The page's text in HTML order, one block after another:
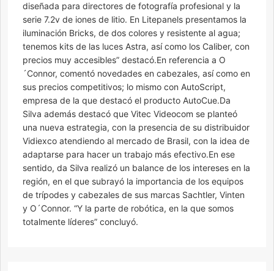
diseñada para directores de fotografía profesional y la
serie 7.2v de iones de litio. En Litepanels presentamos la
iluminación Bricks, de dos colores y resistente al agua;
tenemos kits de las luces Astra, así como los Caliber, con
precios muy accesibles” destacó.En referencia a O
´Connor, comentó novedades en cabezales, así como en
sus precios competitivos; lo mismo con AutoScript,
empresa de la que destacó el producto AutoCue.Da
Silva además destacó que Vitec Videocom se planteó
una nueva estrategia, con la presencia de su distribuidor
Vidiexco atendiendo al mercado de Brasil, con la idea de
adaptarse para hacer un trabajo más efectivo.En ese
sentido, da Silva realizó un balance de los intereses en la
región, en el que subrayó la importancia de los equipos
de trípodes y cabezales de sus marcas Sachtler, Vinten
y O´Connor. “Y la parte de robótica, en la que somos
totalmente líderes” concluyó.